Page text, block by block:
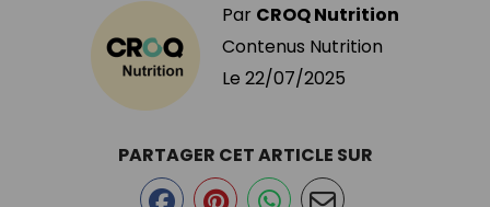
Par CROQ Nutrition
Contenus Nutrition
Le 22/07/2025
PARTAGER CET ARTICLE SUR